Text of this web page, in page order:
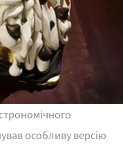
особливу версію